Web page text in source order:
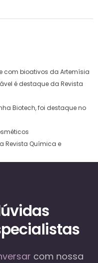
com bioativos da Artemísia
é destaque da Revista
Biotech, foi destaque no
Revista Química e
com nossa